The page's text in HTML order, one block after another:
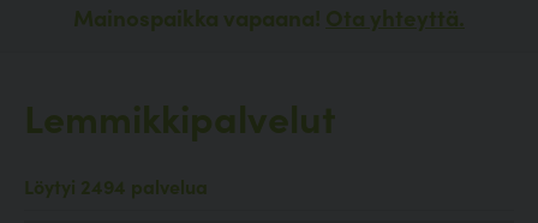
Mainospaikka vapaana! Ota yhteyttä.
Lemmikkipalvelut
Löytyi 2494 palvelua